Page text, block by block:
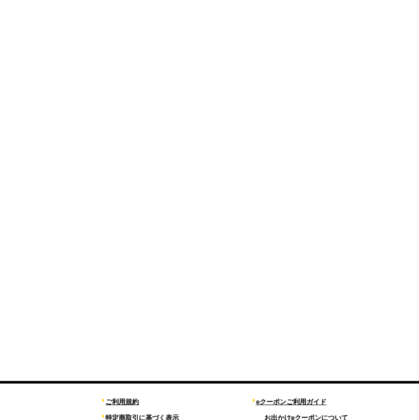
ご利用規約
特定商取引に基づく表示
eクーポンご利用ガイド
お出かけeクーポンについて